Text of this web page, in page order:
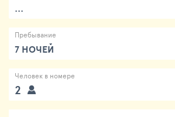
...
Пребывание
7 НОЧЕЙ
Человек в номере
2